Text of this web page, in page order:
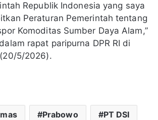
Republik Indonesia yang saya
Peraturan Pemerintah tentang
Komoditas Sumber Daya Alam,”
rapat paripurna DPR RI di
5/2026).
Prabowo PT DSI